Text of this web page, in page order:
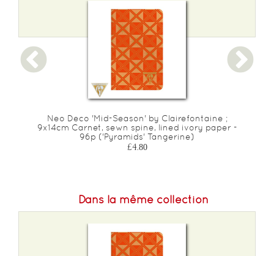
Neo Deco 'Mid-Season' by Clairefontaine ;
9x14cm Carnet, sewn spine, lined ivory paper -
96p ('Pyramids' Tangerine)
£4.80
Dans la même collection